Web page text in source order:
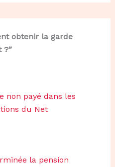
obtenir la garde
?”
non payé dans les
du Net
la pension